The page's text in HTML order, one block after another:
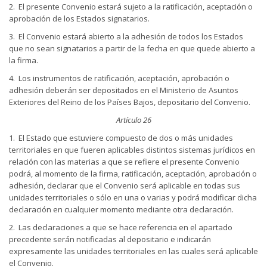
2. El presente Convenio estará sujeto a la ratificación, aceptación o
aprobación de los Estados signatarios.
3. El Convenio estará abierto a la adhesión de todos los Estados
que no sean signatarios a partir de la fecha en que quede abierto a
la firma.
4. Los instrumentos de ratificación, aceptación, aprobación o
adhesión deberán ser depositados en el Ministerio de Asuntos
Exteriores del Reino de los Países Bajos, depositario del Convenio.
Artículo 26
1. El Estado que estuviere compuesto de dos o más unidades
territoriales en que fueren aplicables distintos sistemas jurídicos en
relación con las materias a que se refiere el presente Convenio
podrá, al momento de la firma, ratificación, aceptación, aprobación o
adhesión, declarar que el Convenio será aplicable en todas sus
unidades territoriales o sólo en una o varias y podrá modificar dicha
declaración en cualquier momento mediante otra declaración.
2. Las declaraciones a que se hace referencia en el apartado
precedente serán notificadas al depositario e indicarán
expresamente las unidades territoriales en las cuales será aplicable
el Convenio.